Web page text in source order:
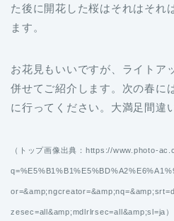
た後に開花した桜はそれはそれ
ます。
お花見もいいですが、ライトア
併せてご紹介します。次の春に
に行ってください。大満足間違
（トップ画像出典：https://www.photo-
zesec=all&amp;mdlrlrsec=all&amp;sl=ja）